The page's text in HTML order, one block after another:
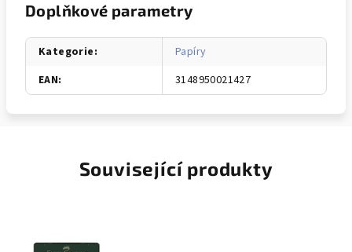
Doplňkové parametry
Kategorie:
Papíry
EAN: 3148950021427
Související produkty